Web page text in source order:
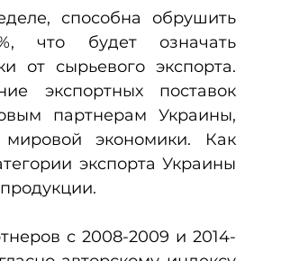
способна обрушить
что будет означать
от сырьевого экспорта.
экспортных поставок
партнерам Украины,
экономики. Как
экспорта Украины
с 2008-2009 и 2014-